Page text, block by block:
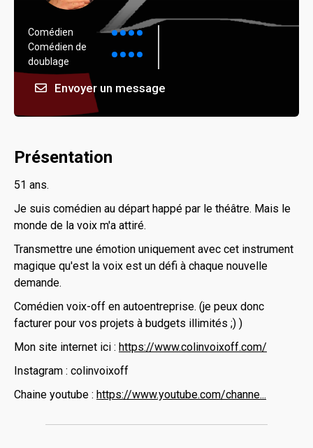
Comédien
Comédien de
doublage
Envoyer un message
Présentation
51 ans.
Je suis comédien au départ happé par le théâtre. Mais le
monde de la voix m'a attiré.
Transmettre une émotion uniquement avec cet instrument
magique qu'est la voix est un défi à chaque nouvelle
demande.
Comédien voix-off en autoentreprise. (je peux donc
facturer pour vos projets à budgets illimités ;) )
Mon site internet ici : https://www.colinvoixoff.com/
Instagram : colinvoixoff
Chaine youtube : https://www.youtube.com/channe...